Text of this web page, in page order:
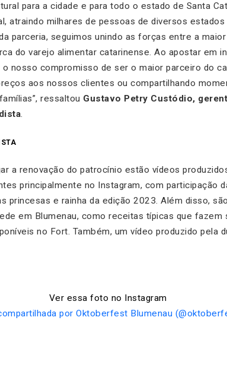
para a cidade e para todo o estado de Santa
atraindo milhares de pessoas de diversos
parceria, seguimos unindo as forças entre a
do varejo alimentar catarinense. Ao apostar em
nosso compromisso de ser o maior parceiro do
aos nossos clientes ou compartilhando
”, ressaltou Gustavo Petry Custódio,
.
a renovação do patrocínio estão vídeos
principalmente no Instagram, com participação
princesas e rainha da edição 2023. Além disso,
em Blumenau, como receitas típicas que
no Fort. Também, um vídeo produzido pela
Ver essa foto no Instagram
por Oktoberfest Blumenau